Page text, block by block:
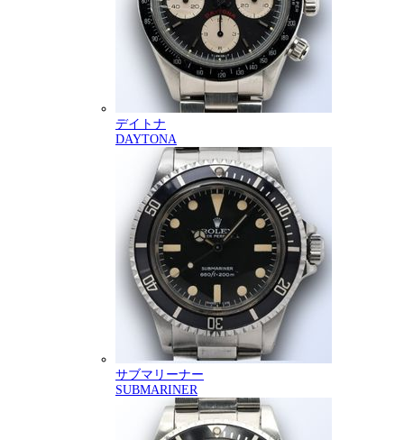
デイトナ
DAYTONA
サブマリーナー
SUBMARINER